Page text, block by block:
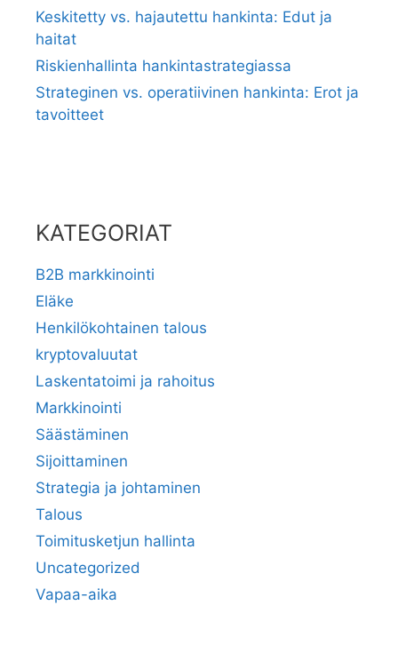
Keskitetty vs. hajautettu hankinta: Edut ja
haitat
Riskienhallinta hankintastrategiassa
Strateginen vs. operatiivinen hankinta: Erot ja
tavoitteet
KATEGORIAT
B2B markkinointi
Eläke
Henkilökohtainen talous
kryptovaluutat
Laskentatoimi ja rahoitus
Markkinointi
Säästäminen
Sijoittaminen
Strategia ja johtaminen
Talous
Toimitusketjun hallinta
Uncategorized
Vapaa-aika